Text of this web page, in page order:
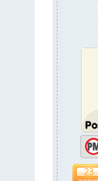
23